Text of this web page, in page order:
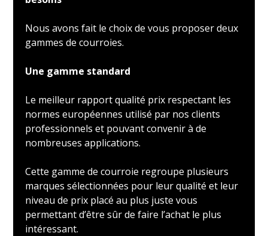
Nous avons fait le choix de vous proposer deux
gammes de courroies.
Une gamme standard
Le meilleur rapport qualité prix respectant les
normes européennes utilisé par nos clients
professionnels et pouvant convenir à de
nombreuses applications.
Cette gamme de courroie regroupe plusieurs
marques sélectionnées pour leur qualité et leur
niveau de prix placé au plus juste vous
permettant d’être sûr de faire l’achat le plus
intéressant.